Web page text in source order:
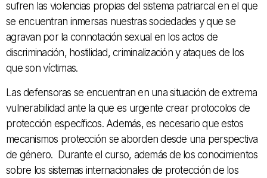
sufren las violencias propias del sistema patriarcal en el que
se encuentran inmersas nuestras sociedades y que se
agravan por la connotación sexual en los actos de
discriminación, hostilidad, criminalización y ataques de los
que son víctimas.
Las defensoras se encuentran en una situación de extrema
vulnerabilidad ante la que es urgente crear protocolos de
protección específicos. Además, es necesario que estos
mecanismos protección se aborden desde una perspectiva
de género. Durante el curso, además de los conocimientos
sobre los sistemas internacionales de protección de los